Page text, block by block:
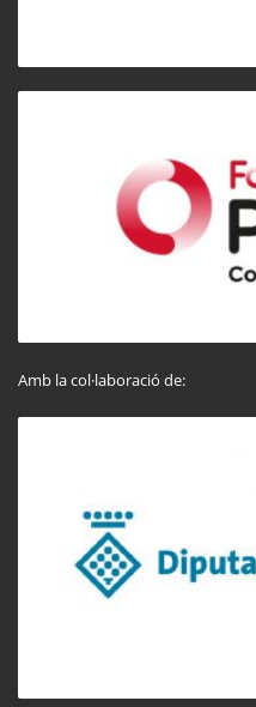
Amb la col·laboració de: